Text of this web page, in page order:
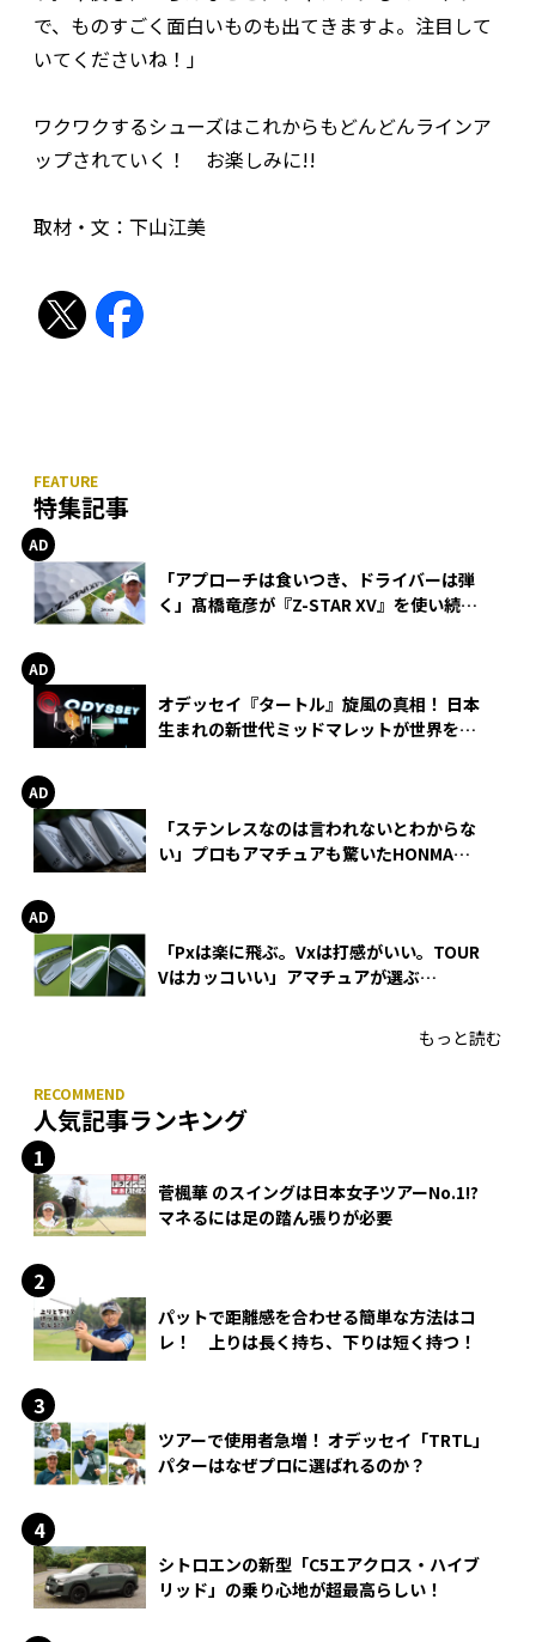
で、ものすごく面白いものも出てきますよ。注目して
いてくださいね！」
ワクワクするシューズはこれからもどんどんラインア
ップされていく！ お楽しみに!!
取材・文：下山江美
特集記事
「アプローチは食いつき、ドライバーは弾
く」髙橋竜彦が『Z-STAR XV』を使い続け
オデッセイ『タートル』旋風の真相！ 日本
生まれの新世代ミッドマレットが世界を席
「ステンレスなのは言われないとわからな
い」プロもアマチュアも驚いたHONMA
「Pxは楽に飛ぶ。Vxは打感がいい。TOUR
Vはカッコいい」アマチュアが選ぶ
もっと読む
人気記事ランキング
菅楓華 のスイングは日本女子ツアーNo.1!?
マネるには足の踏ん張りが必要
パットで距離感を合わせる簡単な方法はコ
レ！ 上りは長く持ち、下りは短く持つ！
ツアーで使用者急増！ オデッセイ「TRTL」
パターはなぜプロに選ばれるのか？
シトロエンの新型「C5エアクロス・ハイブ
リッド」の乗り心地が超最高らしい！